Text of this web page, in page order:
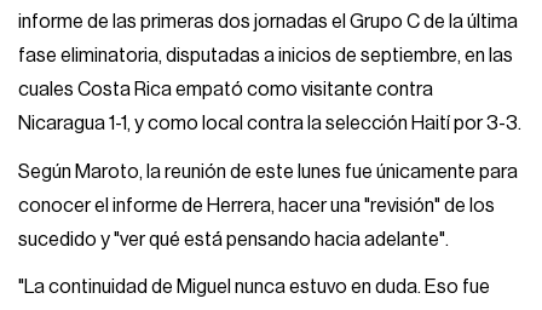
informe de las primeras dos jornadas el Grupo C de la última
fase eliminatoria, disputadas a inicios de septiembre, en las
cuales Costa Rica empató como visitante contra
Nicaragua 1-1, y como local contra la selección Haití por 3-3.
Según Maroto, la reunión de este lunes fue únicamente para
conocer el informe de Herrera, hacer una "revisión" de los
sucedido y "ver qué está pensando hacia adelante".
"La continuidad de Miguel nunca estuvo en duda. Eso fue